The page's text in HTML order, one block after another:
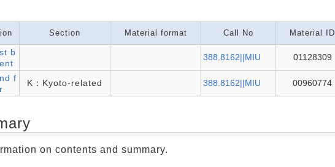
Section Material format Call No Material ID
b
388.8162||MIU 01128309
f
K：Kyoto-related 388.8162||MIU 00960774
on contents and summary.